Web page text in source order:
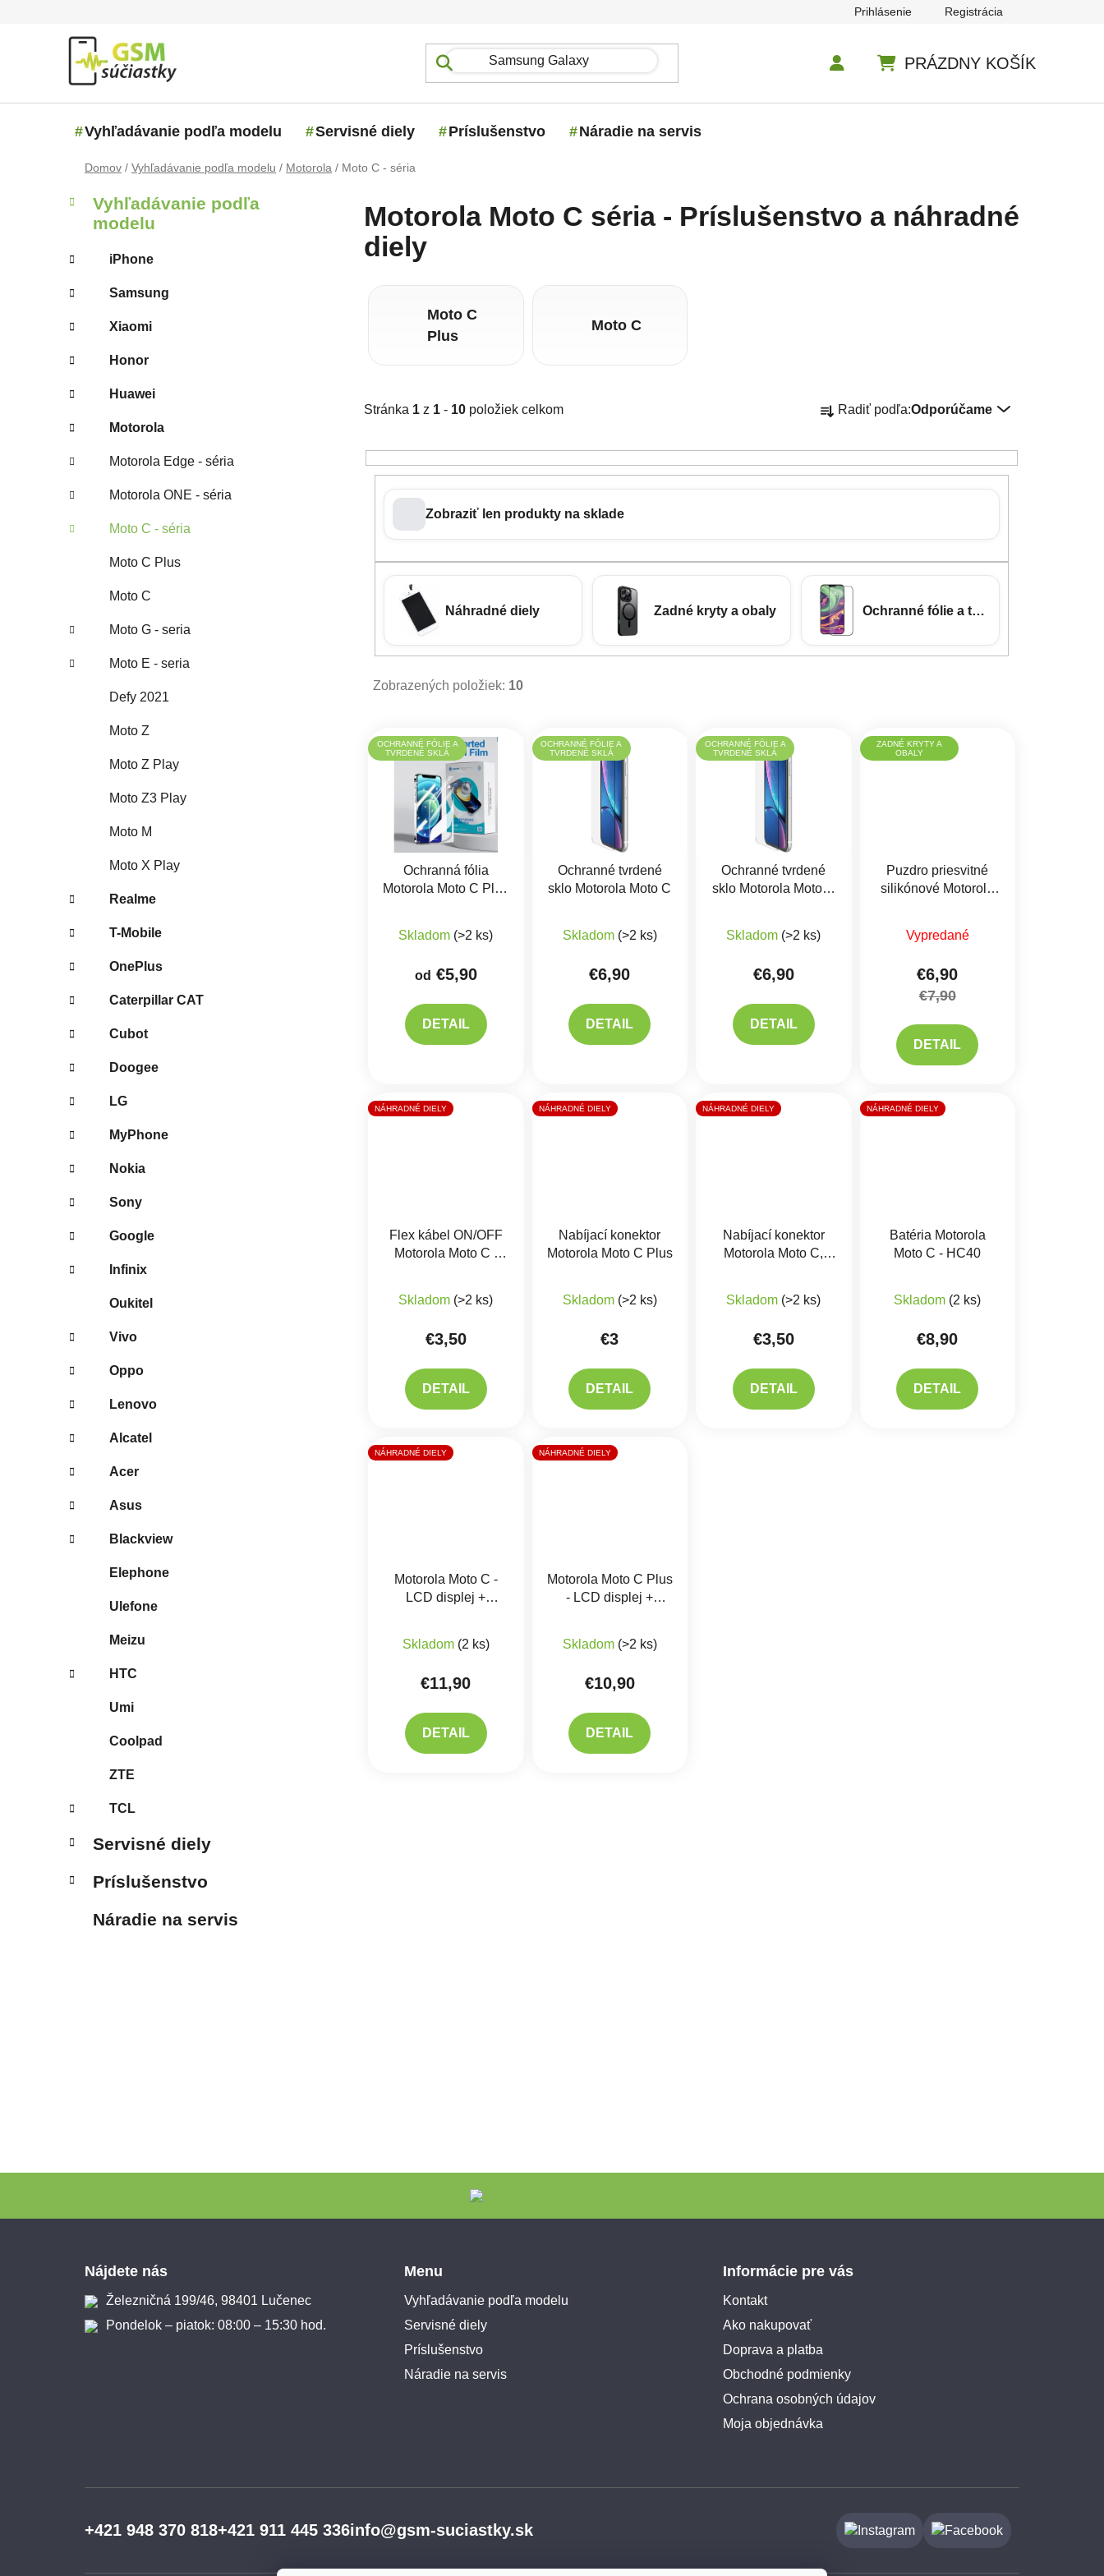
Prihlásenie Registrácia
PRÁZDNY KOŠÍK
Vyhľadávanie podľa modelu Servisné diely Príslušenstvo Náradie na servis
Domov / Vyhľadávanie podľa modelu / Motorola / Moto C - séria
Bočný panel
Kategórie
Vyhľadávanie podľa
modelu
iPhone
Samsung
Xiaomi
Honor
Huawei
Motorola
Motorola Edge - séria
Motorola ONE - séria
Moto C - séria
Moto C Plus
Moto C
Moto G - seria
Moto E - seria
Defy 2021
Moto Z
Moto Z Play
Moto Z3 Play
Moto M
Moto X Play
Realme
T-Mobile
OnePlus
Caterpillar CAT
Cubot
Doogee
LG
MyPhone
Nokia
Sony
Google
Infinix
Oukitel
Vivo
Oppo
Lenovo
Alcatel
Acer
Asus
Blackview
Elephone
Ulefone
Meizu
HTC
Umi
Coolpad
ZTE
TCL
Servisné diely
Príslušenstvo
Náradie na servis
Motorola Moto C séria - Príslušenstvo a náhradné
diely
Moto C
Plus
Moto C
Stránka 1 z 1 - 10 položiek celkom Radiť podľa:Odporúčame
Zobraziť len produkty na sklade
Náhradné diely Zadné kryty a obaly Ochranné fólie a tvrdené sklá
Zobrazených položiek: 10
Výpis produktov
OCHRANNÉ FÓLIE A
TVRDENÉ SKLÁ
Ochranná fólia
Motorola Moto C Plus
Skladom (>2 ks)
od €5,90
DETAIL
OCHRANNÉ FÓLIE A
TVRDENÉ SKLÁ
Ochranné tvrdené
sklo Motorola Moto C
Skladom (>2 ks)
€6,90
DETAIL
OCHRANNÉ FÓLIE A
TVRDENÉ SKLÁ
Ochranné tvrdené
sklo Motorola Moto C
Skladom (>2 ks)
€6,90
DETAIL
ZADNÉ KRYTY A
OBALY
Puzdro priesvitné
silikónové Motorola
Vypredané
€6,90
€7,90
DETAIL
NÁHRADNÉ DIELY
Flex kábel ON/OFF
Motorola Moto C -
Skladom (>2 ks)
€3,50
DETAIL
NÁHRADNÉ DIELY
Nabíjací konektor
Motorola Moto C Plus
Skladom (>2 ks)
€3
DETAIL
NÁHRADNÉ DIELY
Nabíjací konektor
Motorola Moto C,
Skladom (>2 ks)
€3,50
DETAIL
NÁHRADNÉ DIELY
Batéria Motorola
Moto C - HC40
Skladom (2 ks)
€8,90
DETAIL
NÁHRADNÉ DIELY
Motorola Moto C -
LCD displej +
Skladom (2 ks)
€11,90
DETAIL
NÁHRADNÉ DIELY
Motorola Moto C Plus
- LCD displej +
Skladom (>2 ks)
€10,90
DETAIL
Nájdete nás
Železničná 199/46, 98401 Lučenec
Pondelok – piatok: 08:00 – 15:30 hod.
Menu
Vyhľadávanie podľa modelu
Servisné diely
Príslušenstvo
Náradie na servis
Informácie pre vás
Kontakt
Ako nakupovať
Doprava a platba
Obchodné podmienky
Ochrana osobných údajov
Moja objednávka
+421 948 370 818+421 911 445 336info@gsm-suciastky.sk